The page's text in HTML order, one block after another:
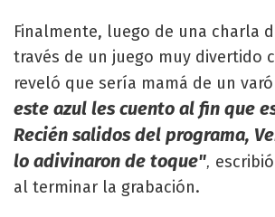
Finalmente, luego de una charla
través de un juego muy divertido
reveló que sería mamá de un
este azul les cuento al fin que
Recién salidos del programa,
lo adivinaron de toque",
al terminar la grabación.